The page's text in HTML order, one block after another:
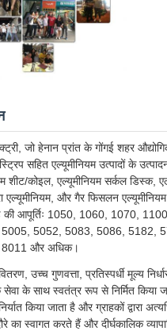
जो हेनान प्रांत के गोंगई शहर
सहित एल्यूमीनियम उत्पादों के
शीट/कोइल, एल्यूमीनियम सर्कल डिस्क,
एल्यूमीनियम, और गैर फिसलन
की आपूर्तिः 1050, 1060, 1070,
5052, 5083, 5086, 5182,
और अधिक।
उच्च गुणवत्ता, प्रतिस्पर्धी मूल्य
के साथ स्वतंत्र रूप से निर्मित किया
किया जाता है और ग्राहकों द्वारा
का स्वागत करते हैं और दीर्घकालिक